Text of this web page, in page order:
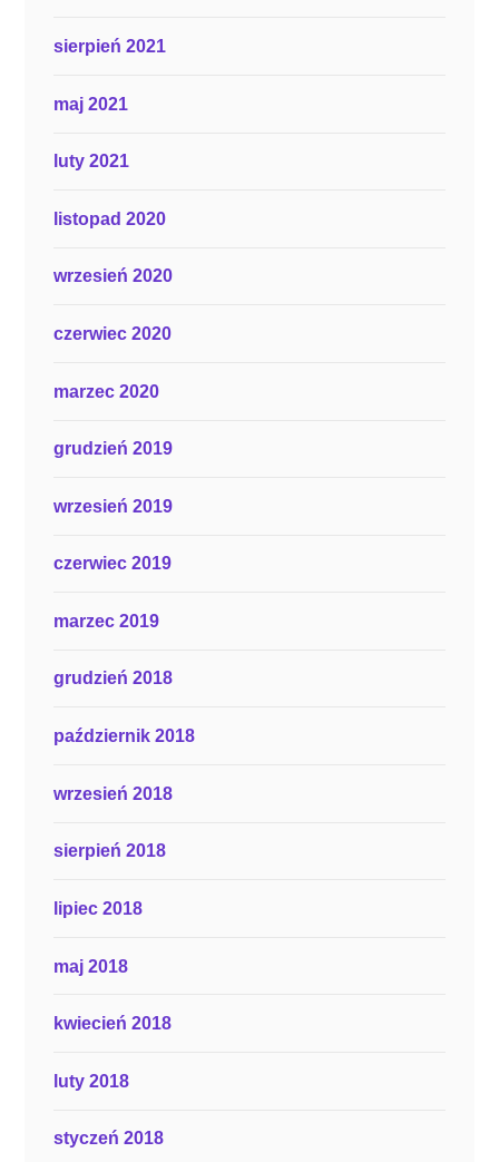
sierpień 2021
maj 2021
luty 2021
listopad 2020
wrzesień 2020
czerwiec 2020
marzec 2020
grudzień 2019
wrzesień 2019
czerwiec 2019
marzec 2019
grudzień 2018
październik 2018
wrzesień 2018
sierpień 2018
lipiec 2018
maj 2018
kwiecień 2018
luty 2018
styczeń 2018